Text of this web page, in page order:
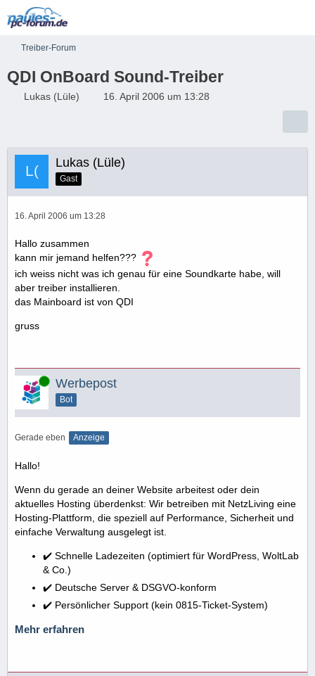
Treiber-Forum
QDI OnBoard Sound-Treiber
Lukas (Lüle) 16. April 2006 um 13:28
Lukas (Lüle)
Gast
16. April 2006 um 13:28
Hallo zusammen
kann mir jemand helfen???
ich weiss nicht was ich genau für eine Soundkarte habe, will
aber treiber installieren.
das Mainboard ist von QDI
gruss
Online Werbepost
Bot
Gerade eben Anzeige
Hallo!
Wenn du gerade an deiner Website arbeitest oder dein
aktuelles Hosting überdenkst: Wir betreiben mit NetzLiving eine
Hosting-Plattform, die speziell auf Performance, Sicherheit und
einfache Verwaltung ausgelegt ist.
✔️ Schnelle Ladezeiten (optimiert für WordPress, WoltLab
& Co.)
✔️ Deutsche Server & DSGVO-konform
✔️ Persönlicher Support (kein 0815-Ticket-System)
Mehr erfahren